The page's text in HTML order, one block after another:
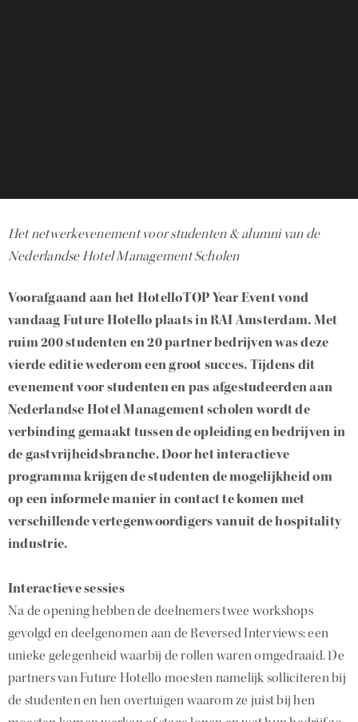
Het netwerkevenement voor studenten & alumni van de
Nederlandse Hotel Management Scholen
Voorafgaand aan het HotelloTOP Year Event vond
vandaag Future Hotello plaats in RAI Amsterdam. Met
ruim 200 studenten en 20 partner bedrijven was deze
vierde editie wederom een groot succes. Tijdens dit
evenement voor studenten en pas afgestudeerden aan
Nederlandse Hotel Management scholen wordt de
verbinding gemaakt tussen de opleiding en bedrijven in
de gastvrijheidsbranche. Door het interactieve
programma krijgen de studenten de mogelijkheid om
op een informele manier in contact te komen met
verschillende vertegenwoordigers vanuit de hospitality
industrie.
Interactieve sessies
Na de opening hebben de deelnemers twee workshops
gevolgd en deelgenomen aan de Reversed Interviews: een
unieke gelegenheid waarbij de rollen waren omgedraaid. De
partners van Future Hotello moesten namelijk solliciteren bij
de studenten en hen overtuigen waarom ze juist bij hen